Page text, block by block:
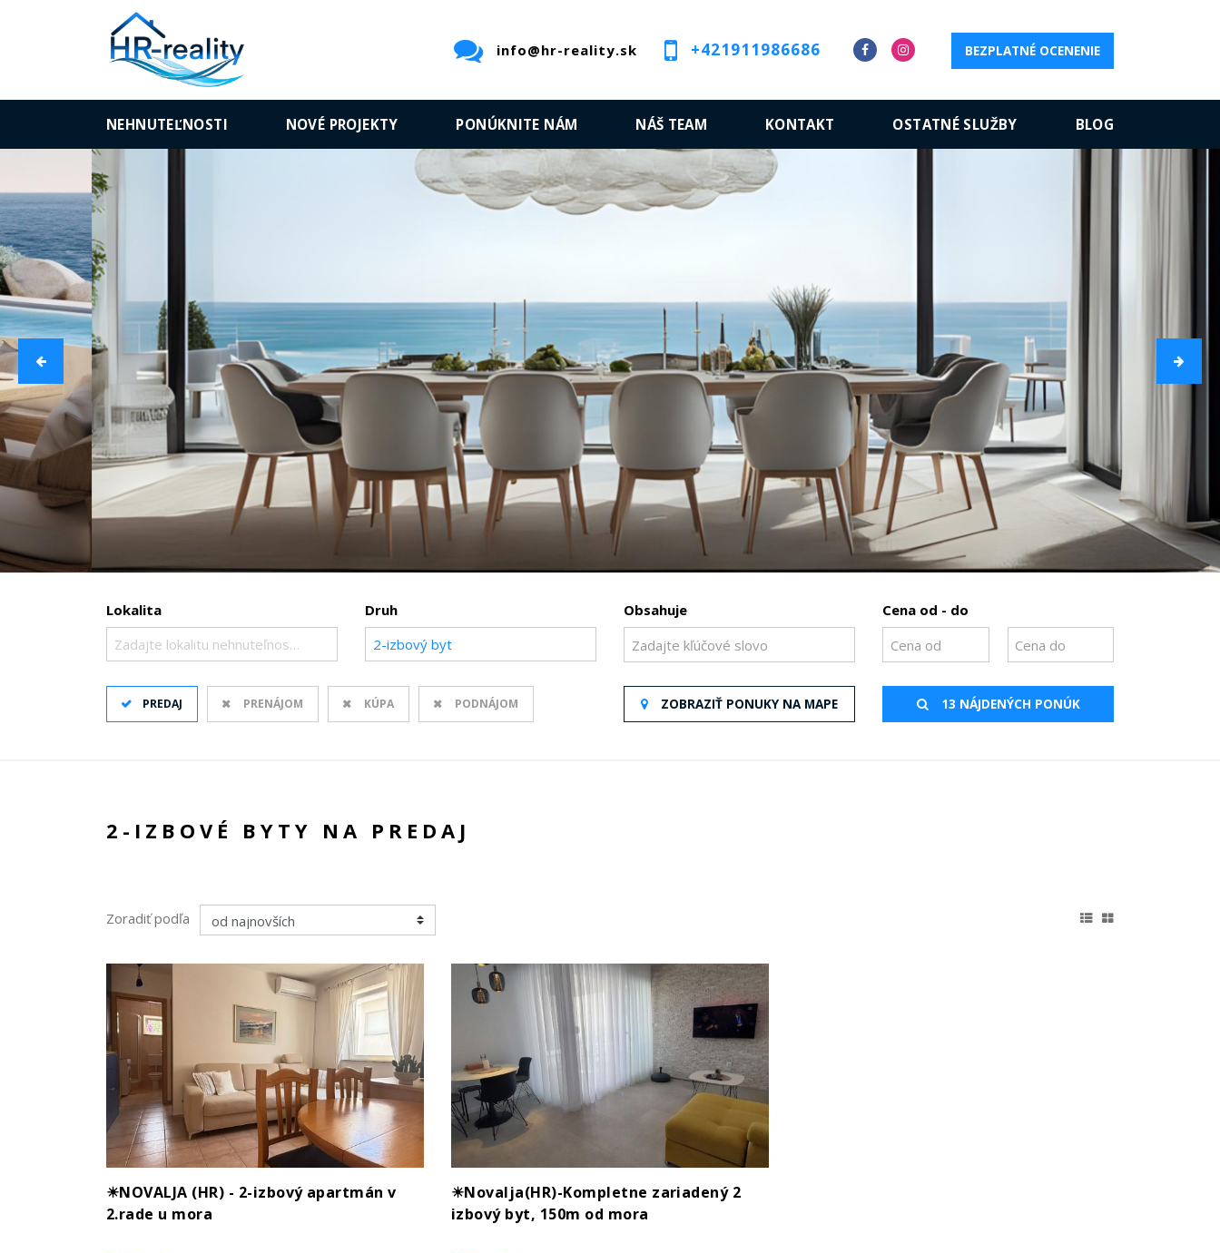
BEZPLATNÉ OCENENIE
+421911986686
info@hr-reality.sk
NEHNUTEĽNOSTI NOVÉ PROJEKTY PONÚKNITE NÁM NÁŠ TEAM KONTAKT OSTATNÉ SLUŽBY BLOG
Lokalita
Zadajte lokalitu nehnuteľnosti ..
Druh
2-izbový byt
Obsahuje Cena od - do
PREDAJ PRENÁJOM KÚPA PODNÁJOM ZOBRAZIŤ PONUKY NA MAPE 13 NÁJDENÝCH PONÚK
2-IZBOVÉ BYTY NA PREDAJ
Zoradiť podľa
☀NOVALJA (HR) - 2-izbový apartmán v
2.rade u mora
☀Novalja(HR)-Kompletne zariadený 2
izbový byt, 150m od mora